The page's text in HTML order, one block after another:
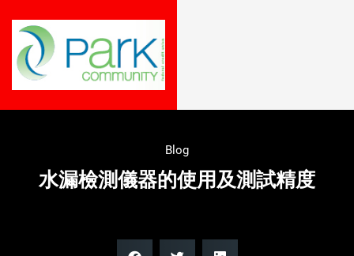
Blog
水漏檢測儀器的使用及測試精度